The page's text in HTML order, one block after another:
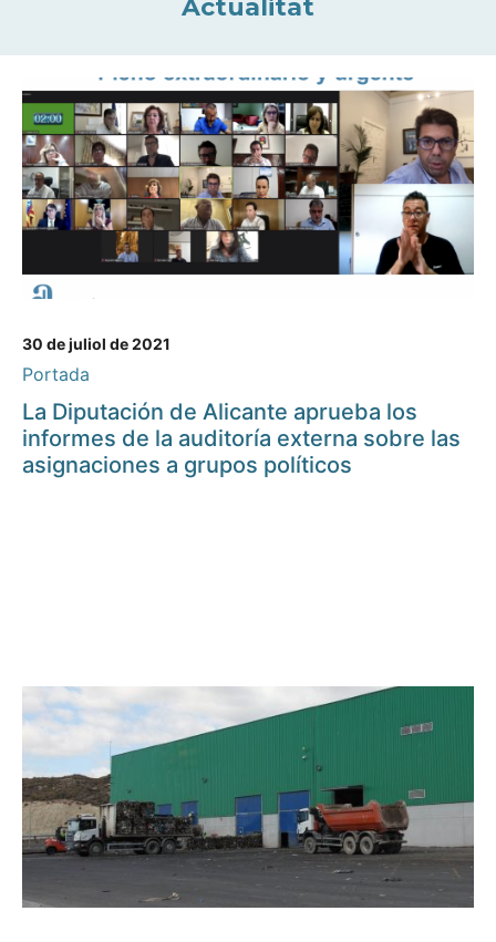
Actualitat
30 de juliol de 2021
Portada
La Diputación de Alicante aprueba los
informes de la auditoría externa sobre las
asignaciones a grupos políticos